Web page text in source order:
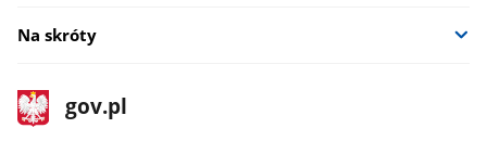
Na skróty
stopka
gov.pl
Strona
gov.pl